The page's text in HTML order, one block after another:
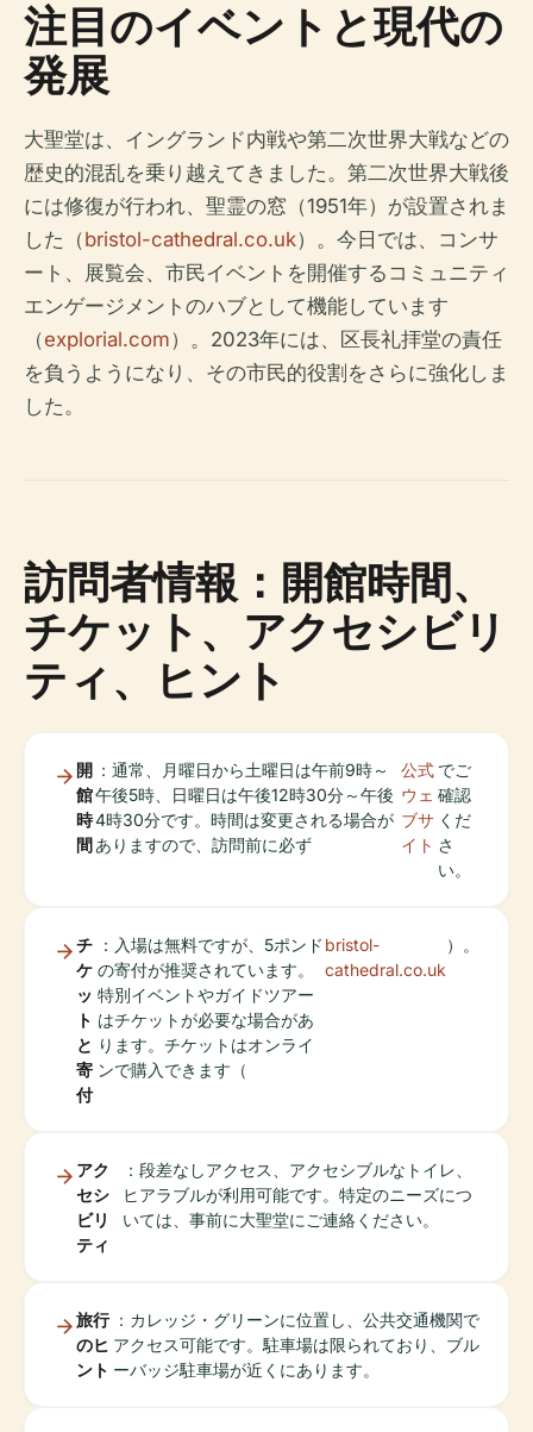
注目のイベントと現代の
発展
大聖堂は、イングランド内戦や第二次世界大戦などの
歴史的混乱を乗り越えてきました。第二次世界大戦後
には修復が行われ、聖霊の窓（1951年）が設置されま
した（bristol-cathedral.co.uk）。今日では、コンサ
ート、展覧会、市民イベントを開催するコミュニティ
エンゲージメントのハブとして機能しています
（explorial.com）。2023年には、区長礼拝堂の責任
を負うようになり、その市民的役割をさらに強化しま
した。
訪問者情報：開館時間、
チケット、アクセシビリ
ティ、ヒント
開
館
時
間
：通常、月曜日から土曜日は午前9時～
午後5時、日曜日は午後12時30分～午後
4時30分です。時間は変更される場合が
ありますので、訪問前に必ず
公式
ウェ
ブサ
イト
でご
確認
くだ
さ
い。
チ
ケ
ッ
ト
と
寄
付
：入場は無料ですが、5ポンド
の寄付が推奨されています。
特別イベントやガイドツアー
はチケットが必要な場合があ
ります。チケットはオンライ
ンで購入できます（
bristol-
cathedral.co.uk
）。
アク
セシ
ビリ
ティ
：段差なしアクセス、アクセシブルなトイレ、
ヒアラブルが利用可能です。特定のニーズにつ
いては、事前に大聖堂にご連絡ください。
旅行
のヒ
ント
：カレッジ・グリーンに位置し、公共交通機関で
アクセス可能です。駐車場は限られており、ブル
ーバッジ駐車場が近くにあります。